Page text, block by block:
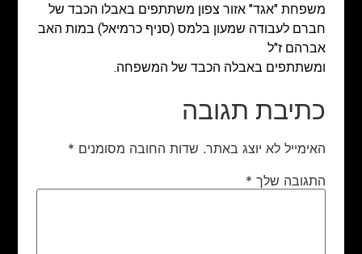
משפחת "אגד" אזור צפון משתתפים באבלו הכבד של
חברם לעבודה שמעון בלמס (סניף כרמיאל) במות האב
אברהם ז"ל
ומשתתפים באבלה הכבד של המשפחה.
כתיבת תגובה
האימייל לא יוצג באתר. שדות החובה מסומנים *
התגובה שלך *